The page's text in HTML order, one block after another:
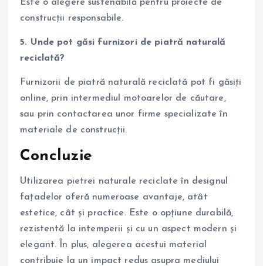
Este o alegere sustenabilă pentru proiecte de
construcții responsabile.
5. Unde pot găsi furnizori de piatră naturală
reciclată?
Furnizorii de piatră naturală reciclată pot fi găsiți
online, prin intermediul motoarelor de căutare,
sau prin contactarea unor firme specializate în
materiale de construcții.
Concluzie
Utilizarea pietrei naturale reciclate în designul
fațadelor oferă numeroase avantaje, atât
estetice, cât și practice. Este o opțiune durabilă,
rezistentă la intemperii și cu un aspect modern și
elegant. În plus, alegerea acestui material
contribuie la un impact redus asupra mediului